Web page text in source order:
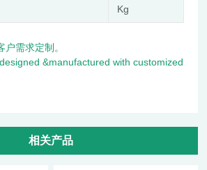
Kg
需求定制。
&manufactured with customized
相关产品